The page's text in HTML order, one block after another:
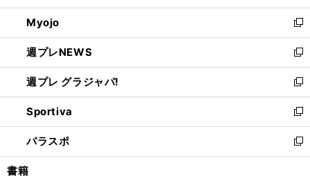
開
く
ウ
で
開
く
ン
ド
ウ
で
開
く
ウ
ィ
ン
ド
ウ
で
開
く
Myojo
新
し
い
ウ
ィ
ン
ド
ウ
で
開
週プレNEWS
新
し
い
ウ
ィ
ン
ド
ウ
週プレ グラジャパ!
新
し
い
ウ
ィ
ン
Sportiva
新
し
い
ウ
パラスポ
新
し
書籍